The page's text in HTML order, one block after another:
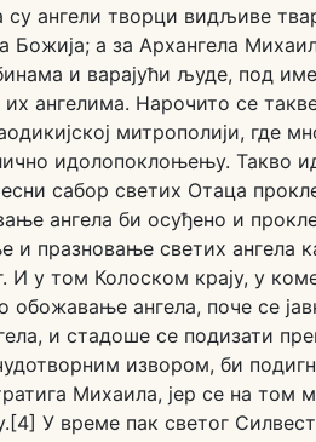
су ангели творци видљиве
а за Архангела
и варајући људе, под
ангелима. Нарочито се
митрополији, где
идолопоклоњењу. Такво
сабор светих Отаца
ангела би осуђено и
и празновање светих ангела
у том Колоском крају, у коме
обожавање ангела, поче се
и стадоше се подизати
извором, би
Михаила, јер се на том
У време пак светог